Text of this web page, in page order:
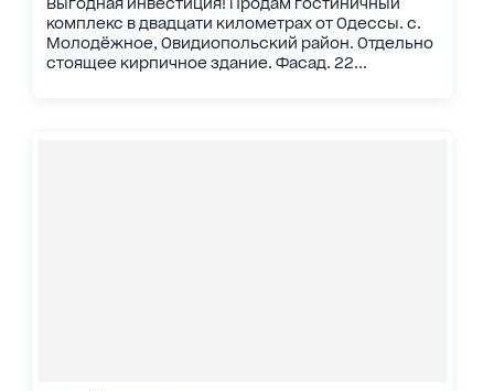
комплекс в двадцати километрах от Одессы. с.
Молодёжное, Овидиопольский район. Отдельно
стоящее кирпичное здание. Фасад. 22...